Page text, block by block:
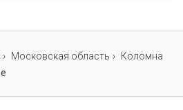
Московская область
Коломна